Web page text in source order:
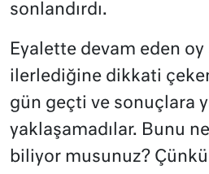
sonlandırdı.
Eyalette devam eden oy
ilerlediğine dikkati
gün geçti ve sonuçlara
yaklaşamadılar. Bunu
biliyor musunuz?